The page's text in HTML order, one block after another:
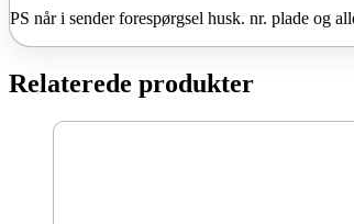
PS når i sender forespørgsel husk. nr. plade og
Relaterede produkter